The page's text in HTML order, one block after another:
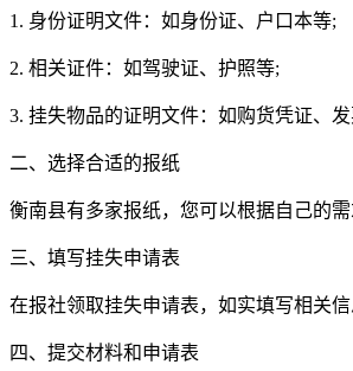
1. 身份证明文件：如身份证、户口本等;
2. 相关证件：如驾驶证、护照等;
3. 挂失物品的证明文件：如购货凭证、发
二、选择合适的报纸
衡南县有多家报纸，您可以根据自己的
三、填写挂失申请表
在报社领取挂失申请表，如实填写相关
四、提交材料和申请表